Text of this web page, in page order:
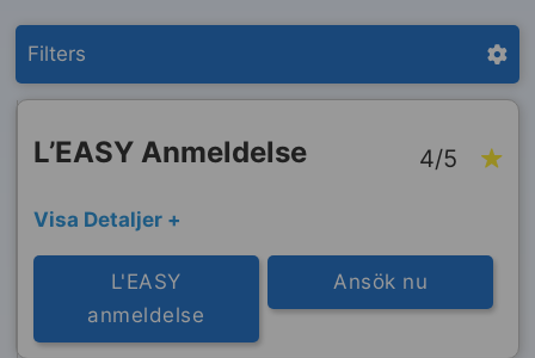
Filters
L’EASY Anmeldelse 4/5
Visa Detaljer +
L'EASY
anmeldelse
Ansök nu